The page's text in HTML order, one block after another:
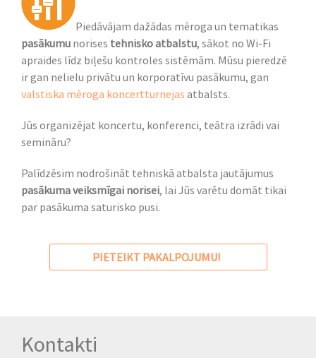
Piedāvājam dažādas mēroga un tematikas
pasākumu norises tehnisko atbalstu, sākot no Wi-Fi
apraides līdz biļešu kontroles sistēmām. Mūsu pieredzē
ir gan nelielu privātu un korporatīvu pasākumu, gan
valstiska mēroga koncertturnejas atbalsts.
Jūs organizējat koncertu, konferenci, teātra izrādi vai
semināru?
Palīdzēsim nodrošināt tehniskā atbalsta jautājumus
pasākuma veiksmīgai norisei, lai Jūs varētu domāt tikai
par pasākuma saturisko pusi.
PIETEIKT PAKALPOJUMU!
Kontakti